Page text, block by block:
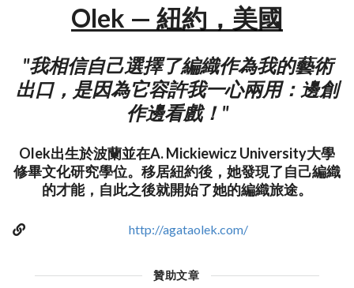
Olek — 紐約，美國
"我相信自己選擇了編織作為我的藝術
出口，是因為它容許我一心兩用：邊創
作邊看戲！"
Olek出生於波蘭並在A. Mickiewicz University大學
修畢文化研究學位。移居紐約後，她發現了自己編織
的才能，自此之後就開始了她的編織旅途。
http://agataolek.com/
贊助文章